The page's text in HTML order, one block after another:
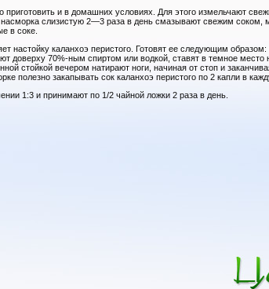
и в домашних условиях. Для этого измельчают
слизистую 2—3 раза в день смазывают свежим соком,
в соке.
настойку каланхоэ перистого. Готовят ее следующим
доверху 70%-ным спиртом или водкой, ставят в темное место
стойкой вечером натирают ноги, начиная от стоп и
полезно закапывать сок каланхоэ перистого по 2 капли в
1:3 и принимают по 1/2 чайной ложки 2 раза в день.